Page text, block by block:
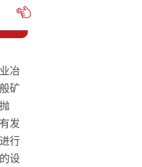
冶
矿
发
行
设